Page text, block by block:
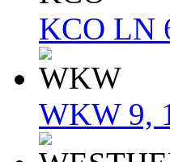
KCO LN
WKW 9,